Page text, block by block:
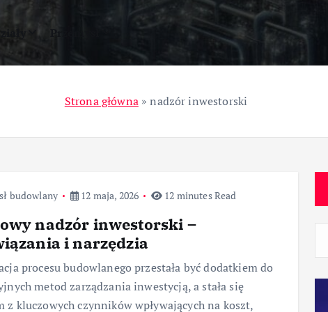
Przemysł
Strona główna»nadzór inwestorski
budowlany 12 maja, 2026 12 minutes Read
nadzór inwestorski –
i narzędzia
procesu budowlanego przestała być dodatkiem do
metod zarządzania inwestycją, a stała się
z kluczowych czynników wpływających na koszt,